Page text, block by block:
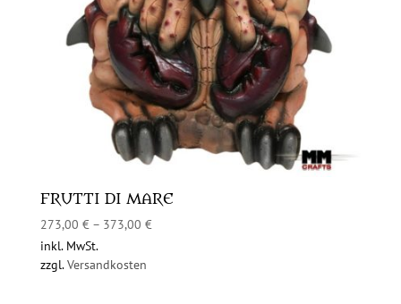
FRUTTI DI MARE
273,00 €– 373,00 €
inkl. MwSt.
zzgl.Versandkosten